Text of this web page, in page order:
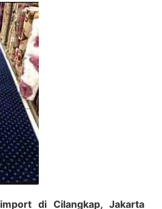
di Cilangkap, Jakarta